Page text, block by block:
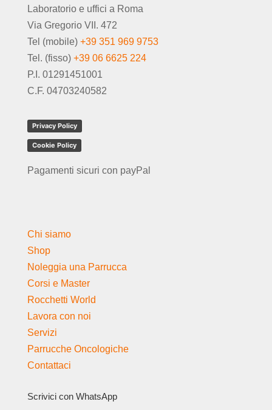
Laboratorio e uffici a Roma
Via Gregorio VII. 472
Tel (mobile) +39 351 969 9753
Tel. (fisso) +39 06 6625 224
P.I. 01291451001
C.F. 04703240582
Privacy Policy
Cookie Policy
Pagamenti sicuri con payPal
Chi siamo
Shop
Noleggia una Parrucca
Corsi e Master
Rocchetti World
Lavora con noi
Servizi
Parrucche Oncologiche
Contattaci
Scrivici con WhatsApp